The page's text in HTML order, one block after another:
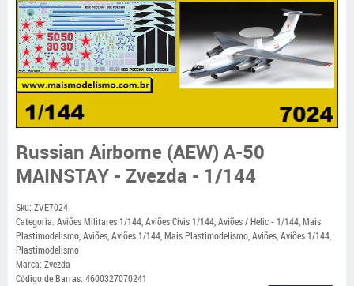
Russian Airborne (AEW) A-50
MAINSTAY - Zvezda - 1/144
Sku: ZVE7024
Categoria: Aviões Militares 1/144,Aviões Civis 1/144,Aviões / Helic - 1/144,Mais
Plastimodelismo,Aviões,Aviões 1/144,Mais Plastimodelismo,Aviões,Aviões 1/144,
Plastimodelismo
Marca: Zvezda
Código de Barras: 4600327070241